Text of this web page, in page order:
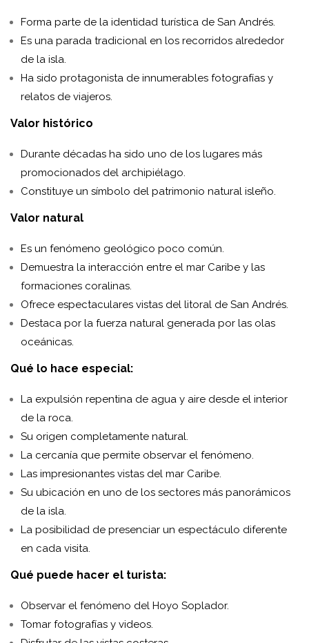
Forma parte de la identidad turística de San Andrés.
Es una parada tradicional en los recorridos alrededor
de la isla.
Ha sido protagonista de innumerables fotografías y
relatos de viajeros.
Valor histórico
Durante décadas ha sido uno de los lugares más
promocionados del archipiélago.
Constituye un símbolo del patrimonio natural isleño.
Valor natural
Es un fenómeno geológico poco común.
Demuestra la interacción entre el mar Caribe y las
formaciones coralinas.
Ofrece espectaculares vistas del litoral de San Andrés.
Destaca por la fuerza natural generada por las olas
oceánicas.
Qué lo hace especial:
La expulsión repentina de agua y aire desde el interior
de la roca.
Su origen completamente natural.
La cercanía que permite observar el fenómeno.
Las impresionantes vistas del mar Caribe.
Su ubicación en uno de los sectores más panorámicos
de la isla.
La posibilidad de presenciar un espectáculo diferente
en cada visita.
Qué puede hacer el turista:
Observar el fenómeno del Hoyo Soplador.
Tomar fotografías y videos.